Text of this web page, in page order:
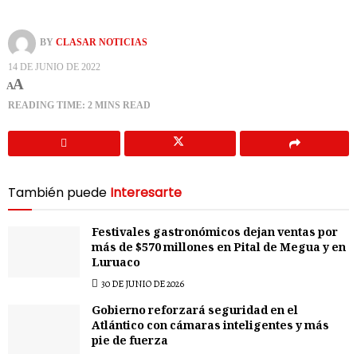
BY CLASAR NOTICIAS
14 DE JUNIO DE 2022
AA
READING TIME: 2 MINS READ
También puede Interesarte
Festivales gastronómicos dejan ventas por
más de $570 millones en Pital de Megua y en
Luruaco
30 DE JUNIO DE 2026
Gobierno reforzará seguridad en el
Atlántico con cámaras inteligentes y más
pie de fuerza